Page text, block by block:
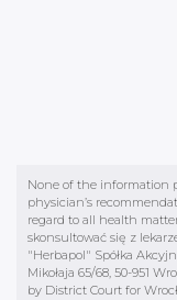
None of the information
physician’s
regard to all health
skonsultować się z
"Herbapol" Spółka
Mikołaja 65/68, 50-951
by District Court for